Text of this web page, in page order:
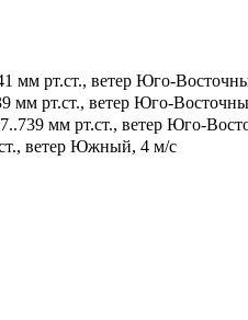
мм рт.ст., ветер Юго-
мм рт.ст., ветер Юго-
мм рт.ст., ветер Юго-
ветер Южный, 4 м/с